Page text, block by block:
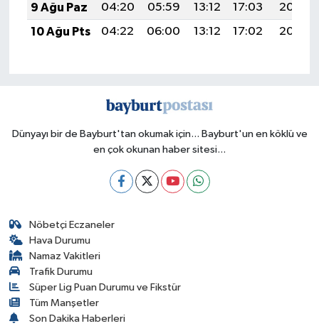
9 Ağu Paz
04:20 05:59 13:12 17:03
20:15
10 Ağu Pts
04:22 06:00 13:12 17:02 20:13
Dünyayı bir de Bayburt'tan okumak için... Bayburt'un en köklü ve
en çok okunan haber sitesi...
Nöbetçi Eczaneler
Hava Durumu
Namaz Vakitleri
Trafik Durumu
Süper Lig Puan Durumu ve Fikstür
Tüm Manşetler
Son Dakika Haberleri